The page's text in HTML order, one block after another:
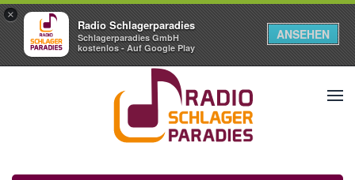
×
Radio Schlagerparadies
Schlagerparadies GmbH
kostenlos - Auf Google Play
ANSEHEN